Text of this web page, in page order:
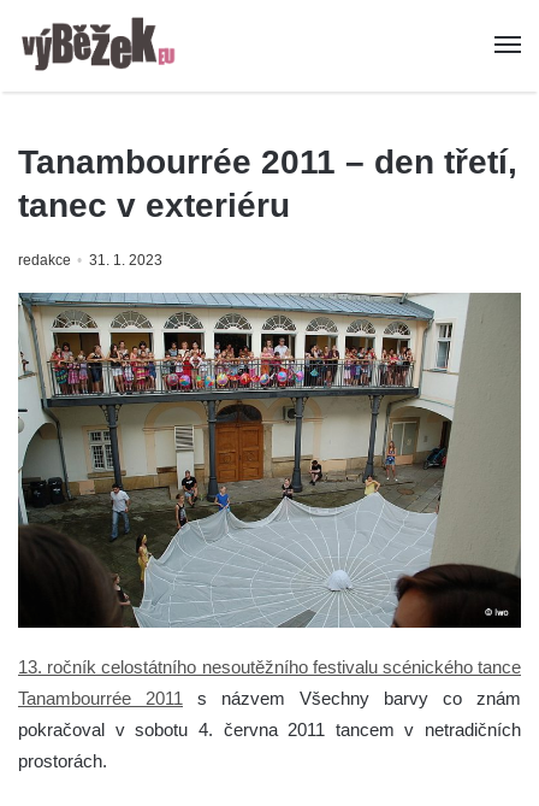
Tanambourrée 2011 – den třetí,
tanec v exteriéru
redakce 31. 1. 2023
13. ročník celostátního nesoutěžního festivalu scénického tance
Tanambourrée 2011
s názvem Všechny barvy co znám
pokračoval v sobotu 4. června 2011 tancem v netradičních
prostorách.